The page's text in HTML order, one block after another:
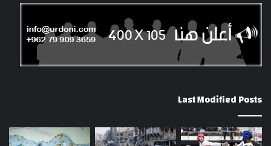
Last Modified Posts